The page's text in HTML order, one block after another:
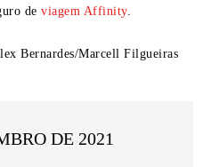
de viagem Affinity.
Bernardes/Marcell Filgueiras
DE 2021